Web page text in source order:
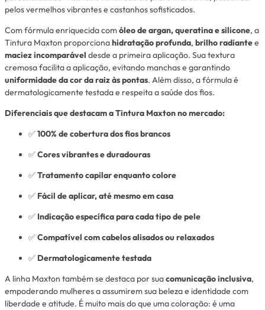
pelos vermelhos vibrantes e castanhos sofisticados.
Com fórmula enriquecida comóleo de argan, queratina e silicone, a
Tintura Maxton proporcionahidratação profunda, brilho radiantee
maciez incomparável desde a primeira aplicação. Sua textura
cremosa facilita a aplicação, evitando manchas e garantindo
uniformidade da cor da raiz às pontas. Além disso, a fórmula é
dermatologicamente testada e respeita a saúde dos fios.
Diferenciais que destacam a Tintura Maxton no mercado:
✅100% de cobertura dos fios brancos
✅Cores vibrantes e duradouras
✅Tratamento capilar enquanto colore
✅ Fácil de aplicar, até mesmo em casa
✅ Indicação específica para cada tipo de pele
✅Compatível com cabelos alisados ou relaxados
✅ Dermatologicamente testada
A linha Maxton também se destaca por suacomunicação inclusiva,
empoderando mulheres a assumirem sua beleza e identidade com
liberdade e atitude. É muito mais do que uma coloração: é uma